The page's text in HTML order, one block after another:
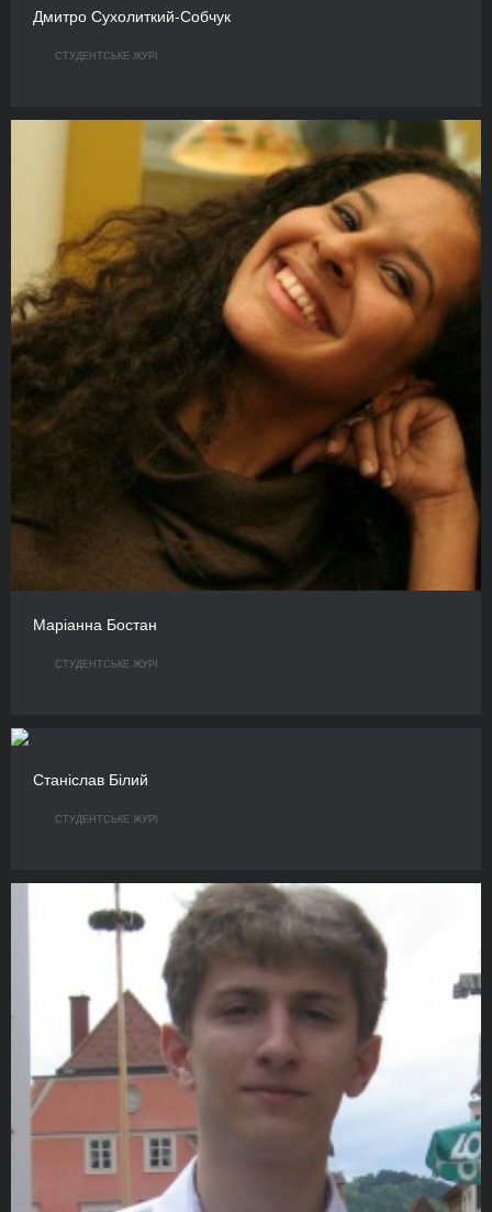
Дмитро Сухолиткий-Собчук
СТУДЕНТСЬКЕ ЖУРІ
Маріанна Бостан
СТУДЕНТСЬКЕ ЖУРІ
Станіслав Білий
СТУДЕНТСЬКЕ ЖУРІ